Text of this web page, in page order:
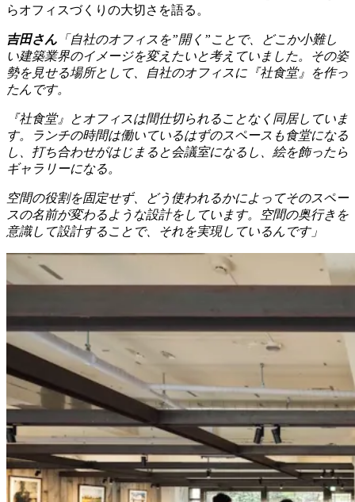
らオフィスづくりの大切さを語る。
吉田さん 「自社のオフィスを”開く”ことで、どこか小難し
い建築業界のイメージを変えたいと考えていました。その姿
勢を見せる場所として、自社のオフィスに『社食堂』を作っ
たんです。
『社食堂』とオフィスは間仕切られることなく同居していま
す。ランチの時間は働いているはずのスペースも食堂になる
し、打ち合わせがはじまると会議室になるし、絵を飾ったら
ギャラリーになる。
空間の役割を固定せず、どう使われるかによってそのスペー
スの名前が変わるような設計をしています。空間の奥行きを
意識して設計することで、それを実現しているんです」